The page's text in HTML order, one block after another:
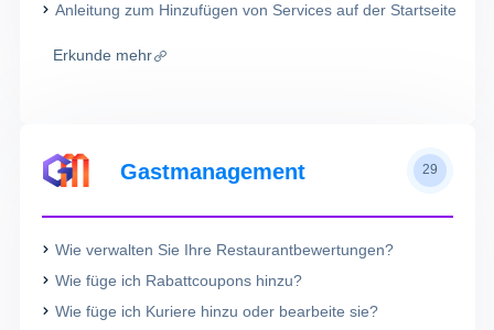
Anleitung zum Hinzufügen von Services auf der Startseite
Erkunde mehr
Gastmanagement 29
Wie verwalten Sie Ihre Restaurantbewertungen?
Wie füge ich Rabattcoupons hinzu?
Wie füge ich Kuriere hinzu oder bearbeite sie?